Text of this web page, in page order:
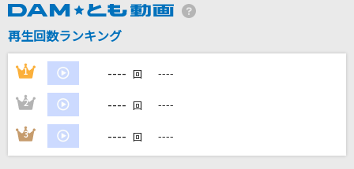
Chase the world
May'n
DAMの新曲・ランキングなど
再生回数ランキング
1 ---- 回 ----
2 ---- 回 ----
3 ---- 回 ----